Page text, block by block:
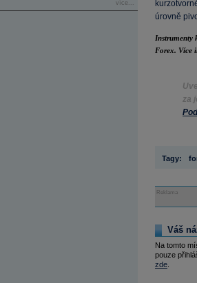
více...
úrovně
Instrumenty
Forex. Více
za
Tagy:
Reklama
Váš
Na tomto
pouze
zde